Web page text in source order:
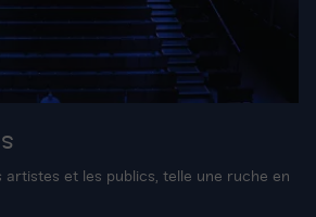
artistes et les publics, telle une ruche en